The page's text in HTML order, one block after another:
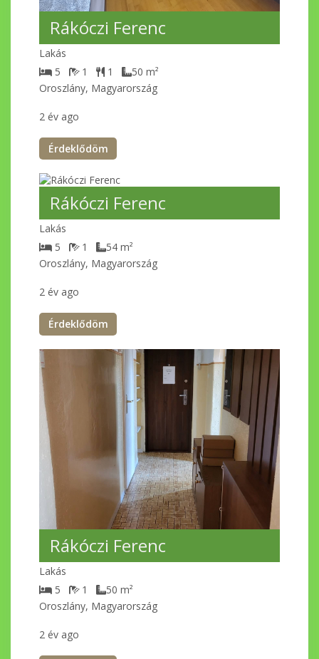
Lakás
Rákóczi Ferenc
Oroszlány, Magyarország
5 1 1 50 m²
2 év ago
Érdeklődöm
Lakás
Rákóczi Ferenc
Oroszlány, Magyarország
5 1 54 m²
2 év ago
Érdeklődöm
Lakás
Rákóczi Ferenc
Oroszlány, Magyarország
5 1 50 m²
2 év ago